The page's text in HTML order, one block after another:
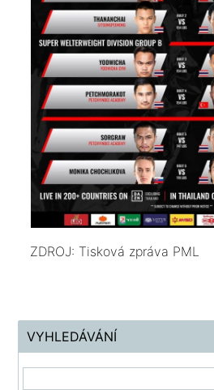
ZDROJ: Tisková zpráva PML
VYHLEDÁVÁNÍ